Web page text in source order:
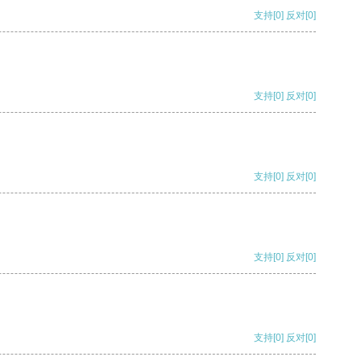
支持[0] 反对[0]
支持[0] 反对[0]
支持[0] 反对[0]
支持[0] 反对[0]
支持[0] 反对[0]